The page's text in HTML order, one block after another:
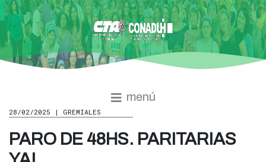
menú
28/02/2025 | GREMIALES
PARO DE 48HS. PARITARIAS